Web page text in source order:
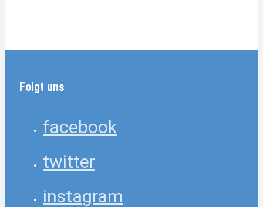
Folgt uns
facebook
twitter
instagram